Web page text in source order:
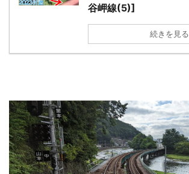
谷岬線(5)]
続きを見る